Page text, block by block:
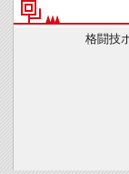
格闘技